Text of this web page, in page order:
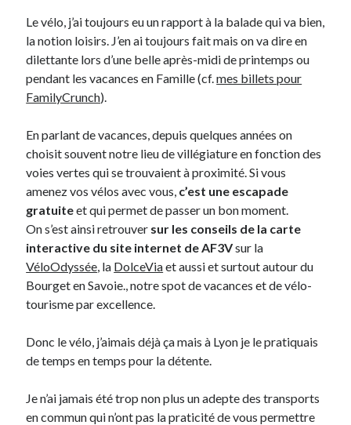
Bon plan du dimanche
Coup de coeur
Daddy
Engagé
Geek
Humeur
Lectures
Lyon
Lyon à Livre Ouvert
Mini-monsieur
Non classé
Parole de Follower
Patchwork
Photos
Post inutile
Sons
Sorties cuculturelles
Vidéos
Le vélo, j’ai toujours eu un rapport à la balade qui va bien,
la notion loisirs. J’en ai toujours fait mais on va dire en
dilettante lors d’une belle après-midi de printemps ou
pendant les vacances en Famille (cf.mes billets pour
FamilyCrunch).
En parlant de vacances, depuis quelques années on
choisit souvent notre lieu de villégiature en fonction des
voies vertes qui se trouvaient à proximité. Si vous
amenez vos vélos avec vous, c’est une escapade
gratuiteet qui permet de passer un bon moment.
On s’est ainsi retrouver sur les conseils de la carte
interactive du site internet de AF3Vsur la
VéloOdyssée, la DolceViaet aussi et surtout autour du
Bourget en Savoie., notre spot de vacances et de vélo-
tourisme par excellence.
Donc le vélo, j’aimais déjà ça mais à Lyon je le pratiquais
de temps en temps pour la détente.
Je n’ai jamais été trop non plus un adepte des transports
en commun qui n’ont pas la praticité de vous permettre